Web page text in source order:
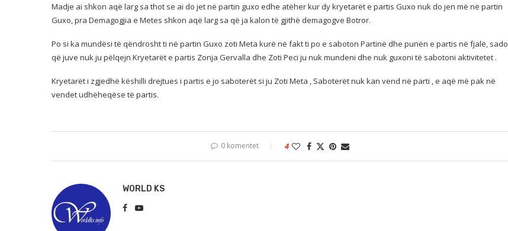
Madje ai shkon aqë larg sa thot se ai do jet në partin guxo edhe atëher kur dy kryetarët e partis Guxo nuk do jen më në partin
Guxo, pra Demagogjia e Metes shkon aqë larg sa që ja kalon të gjithë demagogve Botror.
Po si ka mundësi të qëndrosht ti në partin Guxo zoti Meta kurë në fakt ti po e saboton Partinë dhe punën e partis në fjalë, sado
që juve nuk ju pëlqejn Kryetarët e partis Zonja Gervalla dhe Zoti Peci ju nuk mundeni dhe nuk guxoni të sabotoni aktivitetet .
Kryetarët i zgjedhë këshilli drejtues i partis e jo saboterët si ju Zoti Meta , Saboterët nuk kan vend në parti , e aqë më pak në
vendet udhëheqëse të partis.
0 komentet 4
WORLD KS